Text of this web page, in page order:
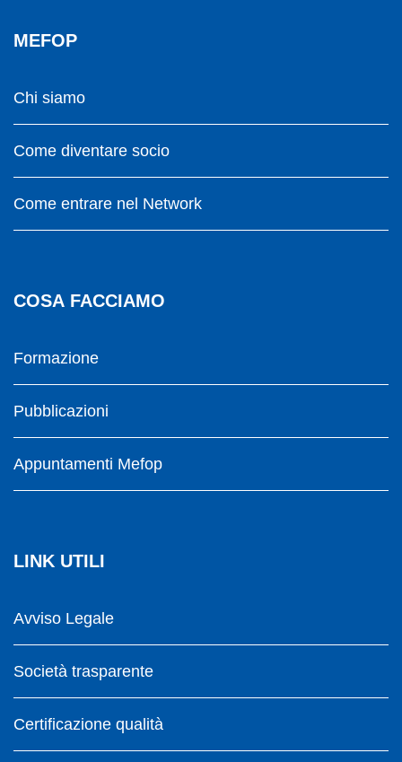
MEFOP
Chi siamo
Come diventare socio
Come entrare nel Network
COSA FACCIAMO
Formazione
Pubblicazioni
Appuntamenti Mefop
LINK UTILI
Avviso Legale
Società trasparente
Certificazione qualità